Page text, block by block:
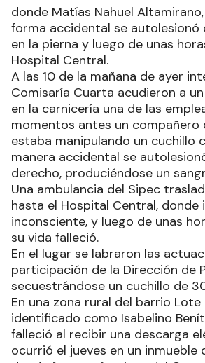
donde Matías Nahuel
forma accidental se autolesionó
en la pierna y luego de unas
Hospital Central.
A las 10 de la mañana de ayer
Comisaría Cuarta acudieron a
en la carnicería una de las
momentos antes un compañero
estaba manipulando un cuchillo
manera accidental se
derecho, produciéndose un
Una ambulancia del Sipec
hasta el Hospital Central, donde
inconsciente, y luego de unas
su vida falleció.
En el lugar se labraron las
participación de la Dirección de
secuestrándose un cuchillo de
En una zona rural del barrio Lote
identificado como Isabelino
falleció al recibir una descarga
ocurrió el jueves en un inmueble